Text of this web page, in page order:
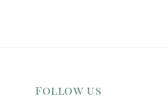
Follow us